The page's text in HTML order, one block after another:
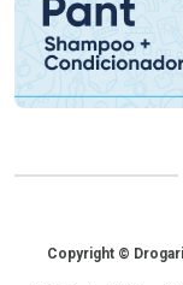
CopyrightCopyright ©